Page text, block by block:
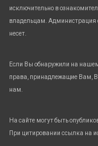
исключительно в
владельцам. Администрация
несет.
Если Вы обнаружили на
права, принадлежащие Вам,
нам.
На сайте могут быть
При цитировании ссылка на